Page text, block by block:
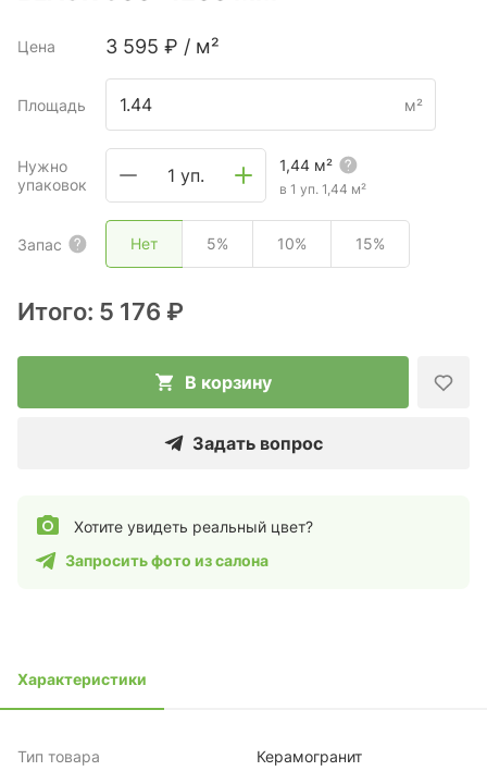
Цена 3 595 ₽ / м²
Площадь м²
Нужно
упаковок
1 уп. 1,44 м²
в 1 уп. 1,44 м²
Запас Нет 5% 10% 15%
Итого: 5 176 ₽
В корзину
Задать вопрос
Хотите увидеть реальный цвет?
Запросить фото из салона
Характеристики
Тип товара Керамогранит